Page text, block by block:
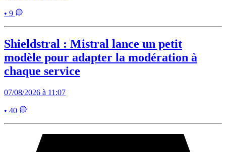
• 9
Shieldstral : Mistral lance un petit
modèle pour adapter la modération à
chaque service
07/08/2026 à 11:07
• 40